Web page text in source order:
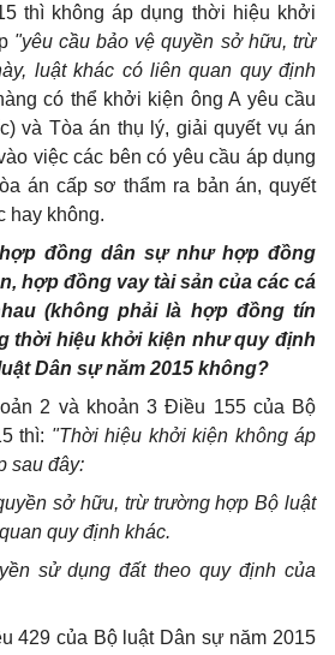
thì không áp dụng thời hiệu khởi
"yêu cầu bảo vệ quyền sở hữu, trừ
luật khác có liên quan quy định
có thể khởi kiện ông A yêu cầu
và Tòa án thụ lý, giải quyết vụ án
việc các bên có yêu cầu áp dụng
án cấp sơ thẩm ra bản án, quyết
hay không.
đồng dân sự như hợp đồng
hợp đồng vay tài sản của các cá
(không phải là hợp đồng tín
thời hiệu khởi kiện như quy định
Dân sự năm 2015 không?
2 và khoản 3 Điều 155 của Bộ
thì: "Thời hiệu khởi kiện không áp
sau đây:
sở hữu, trừ trường hợp Bộ luật
quy định khác.
sử dụng đất theo quy định của
429 của Bộ luật Dân sự năm 2015